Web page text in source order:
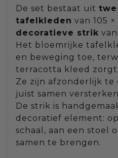
De set bestaat uit
tafelkleden van 105
decoratieve strik
Het bloemrijke
en beweging toe,
terracotta kleed
Ze zijn afzonderlijk te
juist samen
De strik is
decoratief element:
schaal, aan een stoel
samen te brengen.